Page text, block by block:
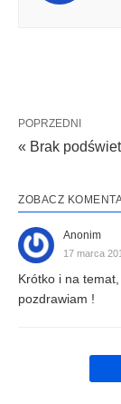
POPRZEDNI
« Brak
ZOBACZ
Anonim
17 marca
Krótko i na
pozdrawiam !